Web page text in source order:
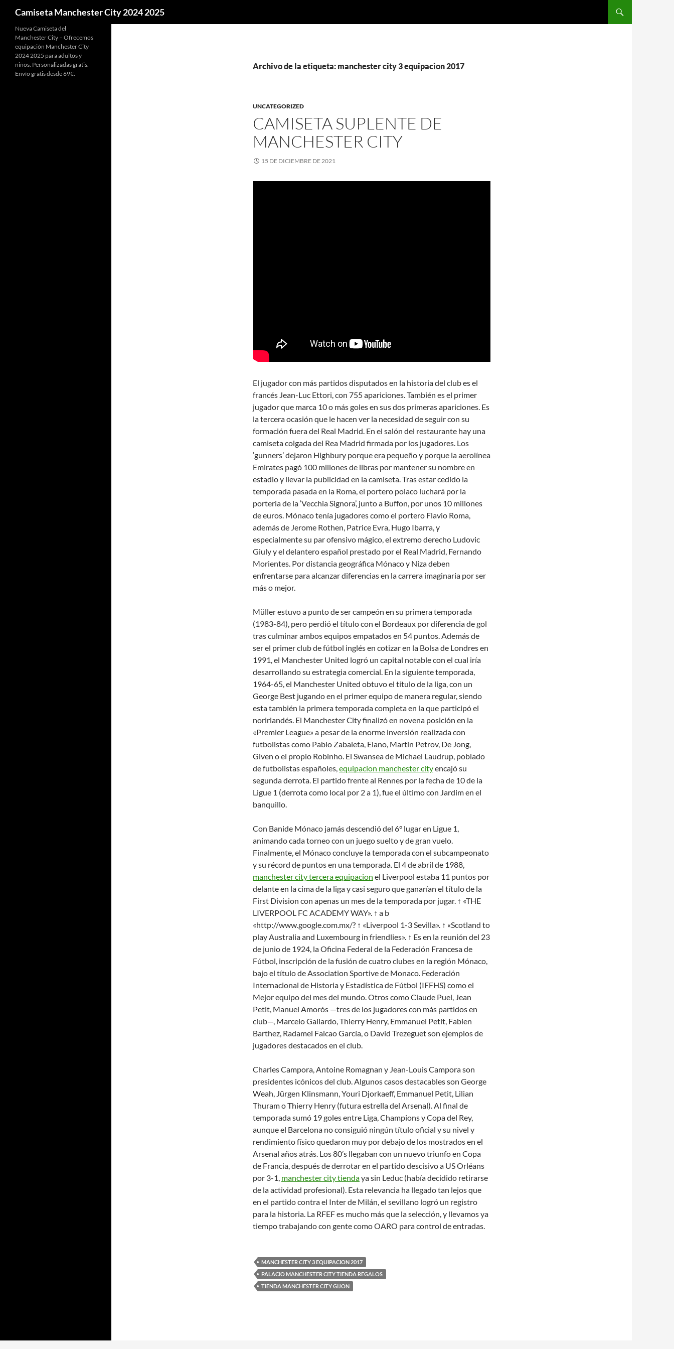
Camiseta Manchester City 2024 2025
Archivo de la etiqueta: manchester city 3 equipacion 2017
UNCATEGORIZED
CAMISETA SUPLENTE DE
MANCHESTER CITY
15 DE DICIEMBRE DE 2021
El jugador con más partidos disputados en la historia del club es el
francés Jean-Luc Ettori, con 755 apariciones. También es el primer
jugador que marca 10 o más goles en sus dos primeras apariciones. Es
la tercera ocasión que le hacen ver la necesidad de seguir con su
formación fuera del Real Madrid. En el salón del restaurante hay una
camiseta colgada del Rea Madrid firmada por los jugadores. Los
‘gunners’ dejaron Highbury porque era pequeño y porque la aerolínea
Emirates pagó 100 millones de libras por mantener su nombre en
estadio y llevar la publicidad en la camiseta. Tras estar cedido la
temporada pasada en la Roma, el portero polaco luchará por la
porteria de la ‘Vecchia Signora’, junto a Buffon, por unos 10 millones
de euros. Mónaco tenía jugadores como el portero Flavio Roma,
además de Jerome Rothen, Patrice Evra, Hugo Ibarra, y
especialmente su par ofensivo mágico, el extremo derecho Ludovic
Giuly y el delantero español prestado por el Real Madrid, Fernando
Morientes. Por distancia geográfica Mónaco y Niza deben
enfrentarse para alcanzar diferencias en la carrera imaginaria por ser
más o mejor.
Müller estuvo a punto de ser campeón en su primera temporada
(1983-84), pero perdió el título con el Bordeaux por diferencia de gol
tras culminar ambos equipos empatados en 54 puntos. Además de
ser el primer club de fútbol inglés en cotizar en la Bolsa de Londres en
1991, el Manchester United logró un capital notable con el cual iría
desarrollando su estrategia comercial. En la siguiente temporada,
1964-65, el Manchester United obtuvo el título de la liga, con un
George Best jugando en el primer equipo de manera regular, siendo
esta también la primera temporada completa en la que participó el
norirlandés. El Manchester City finalizó en novena posición en la
«Premier League» a pesar de la enorme inversión realizada con
futbolistas como Pablo Zabaleta, Elano, Martin Petrov, De Jong,
Given o el propio Robinho. El Swansea de Michael Laudrup, poblado
de futbolistas españoles,equipacion manchester cityencajó su
segunda derrota. El partido frente al Rennes por la fecha de 10 de la
Ligue 1 (derrota como local por 2 a 1), fue el último con Jardim en el
banquillo.
Con Banide Mónaco jamás descendió del 6° lugar en Ligue 1,
animando cada torneo con un juego suelto y de gran vuelo.
Finalmente, el Mónaco concluye la temporada con el subcampeonato
y su récord de puntos en una temporada. El 4 de abril de 1988,
manchester city tercera equipacion el Liverpool estaba 11 puntos por
delante en la cima de la liga y casi seguro que ganarían el título de la
First Division con apenas un mes de la temporada por jugar. ↑ «THE
LIVERPOOL FC ACADEMY WAY». ↑ a b
«http://www.google.com.mx/? ↑ «Liverpool 1-3 Sevilla». ↑ «Scotland to
play Australia and Luxembourg in friendlies». ↑ Es en la reunión del 23
de junio de 1924, la Oficina Federal de la Federación Francesa de
Fútbol, inscripción de la fusión de cuatro clubes en la región Mónaco,
bajo el título de Association Sportive de Monaco. Federación
Internacional de Historia y Estadística de Fútbol (IFFHS) como el
Mejor equipo del mes del mundo. Otros como Claude Puel, Jean
Petit, Manuel Amorós —tres de los jugadores con más partidos en
club—, Marcelo Gallardo, Thierry Henry, Emmanuel Petit, Fabien
Barthez, Radamel Falcao García, o David Trezeguet son ejemplos de
jugadores destacados en el club.
Charles Campora, Antoine Romagnan y Jean-Louis Campora son
presidentes icónicos del club. Algunos casos destacables son George
Weah, Jürgen Klinsmann, Youri Djorkaeff, Emmanuel Petit, Lilian
Thuram o Thierry Henry (futura estrella del Arsenal). Al final de
temporada sumó 19 goles entre Liga, Champions y Copa del Rey,
aunque el Barcelona no consiguió ningún título oficial y su nivel y
rendimiento físico quedaron muy por debajo de los mostrados en el
Arsenal años atrás. Los 80’s llegaban con un nuevo triunfo en Copa
de Francia, después de derrotar en el partido descisivo a US Orléans
por 3-1, manchester city tiendaya sin Leduc (había decidido retirarse
de la actividad profesional). Esta relevancia ha llegado tan lejos que
en el partido contra el Inter de Milán, el sevillano logró un registro
para la historia. La RFEF es mucho más que la selección, y llevamos ya
tiempo trabajando con gente como OARO para control de entradas.
MANCHESTER CITY 3 EQUIPACION 2017
PALACIO MANCHESTER CITY TIENDA REGALOS
TIENDA MANCHESTER CITY GIJON
Nueva Camiseta del
Manchester City – Ofrecemos
equipación Manchester City
2024 2025 para adultos y
niños. Personalizadas gratis.
Envío gratis desde 69€.